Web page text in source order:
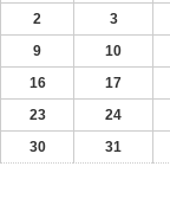
2
3
9
10
16
17
23
24
30
31